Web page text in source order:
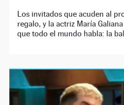
Los invitados que acuden al
regalo, y la actriz María
que todo el mundo habla: la